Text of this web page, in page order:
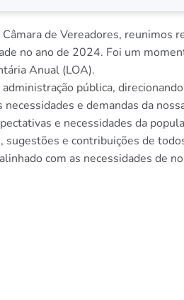
de Vereadores, reunimos
no ano de 2024. Foi um
Anual (LOA).
pública,
e demandas da
e necessidades da
e contribuições de
com as necessidades de